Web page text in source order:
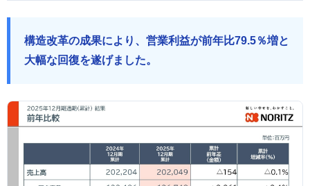
構造改革の成果により、営業利益が前年比79.5％増と
大幅な回復を遂げました。